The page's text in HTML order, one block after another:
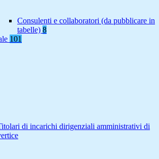
Consulenti e collaboratori (da pubblicare in
tabelle) 8
101
di incarichi dirigenziali amministrativi di